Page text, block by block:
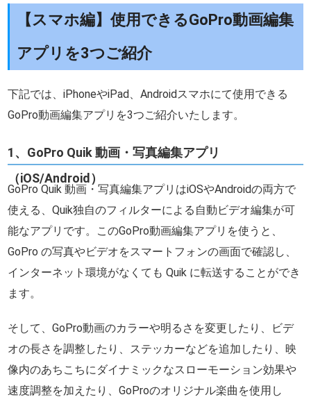
【スマホ編】使用できるGoPro動画編集
アプリを3つご紹介
下記では、iPhoneやiPad、Androidスマホにて使用できる
GoPro動画編集アプリを3つご紹介いたします。
1、GoPro Quik 動画・写真編集アプリ
（iOS/Android）
GoPro Quik 動画・写真編集アプリはiOSやAndroidの両方で
使える、Quik独自のフィルターによる自動ビデオ編集が可
能なアプリです。このGoPro動画編集アプリを使うと、
GoPro の写真やビデオをスマートフォンの画面で確認し、
インターネット環境がなくても Quik に転送することができ
ます。
そして、GoPro動画のカラーや明るさを変更したり、ビデ
オの長さを調整したり、ステッカーなどを追加したり、映
像内のあちこちにダイナミックなスローモーション効果や
速度調整を加えたり、GoProのオリジナル楽曲を使用し